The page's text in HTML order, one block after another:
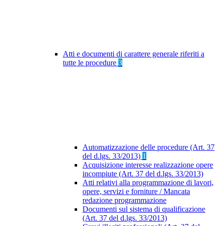
Atti e documenti di carattere generale riferiti a
tutte le procedure 3
Automatizzazione delle procedure (Art. 37
del d.lgs. 33/2013) 1
Acquisizione interesse realizzazione opere
incompiute (Art. 37 del d.lgs. 33/2013)
Atti relativi alla programmazione di lavori,
opere, servizi e forniture / Mancata
redazione programmazione
Documenti sul sistema di qualificazione
(Art. 37 del d.lgs. 33/2013)